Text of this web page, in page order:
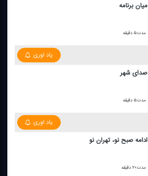
میان برنامه
مدت:۵ دقیقه
یاد اوری
صدای شهر
مدت:۵ دقیقه
یاد اوری
ادامه صبح نو، تهران نو
مدت:۲۰ دقیقه